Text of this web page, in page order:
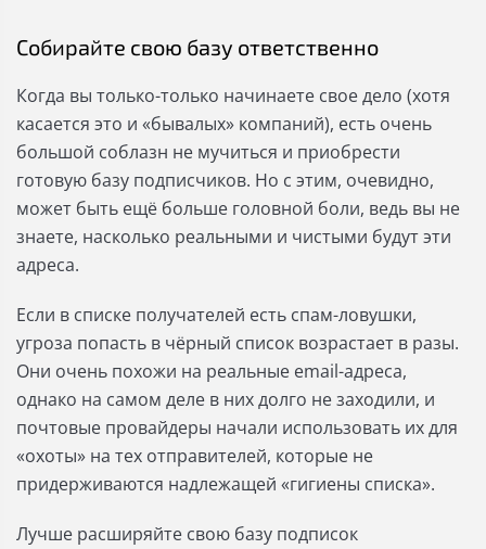
Собирайте свою базу ответственно
Когда вы только-только начинаете свое дело (хотя
касается это и «бывалых» компаний), есть очень
большой соблазн не мучиться и приобрести
готовую базу подписчиков. Но с этим, очевидно,
может быть ещё больше головной боли, ведь вы не
знаете, насколько реальными и чистыми будут эти
адреса.
Если в списке получателей есть спам-ловушки,
угроза попасть в чёрный список возрастает в разы.
Они очень похожи на реальные email-адреса,
однако на самом деле в них долго не заходили, и
почтовые провайдеры начали использовать их для
«охоты» на тех отправителей, которые не
придерживаются надлежащей «гигиены списка».
Лучше расширяйте свою базу подписок